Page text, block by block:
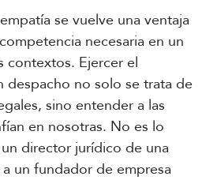
se vuelve una ventaja
necesaria en un
contextos. Ejercer el
despacho no solo se trata de
sino entender a las
en nosotras. No es lo
director jurídico de una
un fundador de empresa